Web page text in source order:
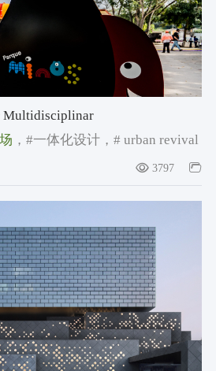
Multidisciplinar
，#一体化设计，# urban revival
3797